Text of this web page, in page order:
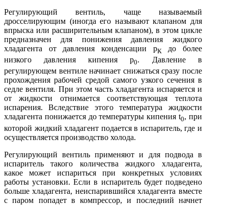
Регулирующий вентиль, чаще называемый
дросселирующим (иногда его называют клапаном для
впрыска или расширительным клапаном), в этом цикле
предназначен для понижения давления жидкого
хладагента от давления конденсации рКдо более
низкого давления кипения р0. Давление в
регулирующем вентиле начинает снижаться сразу после
прохождения рабочей средой самого узкого сечения в
седле вентиля. При этом часть хладагента испаряется и
от жидкости отнимается соответствующая теплота
испарения. Вследствие этого температура жидкости
хладагента понижается до температуры кипения t0, при
которой жидкий хладагент подается в испаритель, где и
осуществляется производство холода.
Регулирующий вентиль применяют и для подвода в
испаритель такого количества жидкого хладагента,
какое может испариться при конкретных условиях
работы установки. Если в испаритель будет подведено
больше хладагента, неиспарившийся хладагента вместе
с паром попадет в компрессор, и последний начнет